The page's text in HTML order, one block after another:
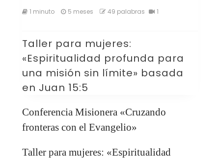
1 minuto 5 meses 49 palabras 1
Taller para mujeres:
«Espiritualidad profunda para
una misión sin límite» basada
en Juan 15:5
Conferencia Misionera «Cruzando
fronteras con el Evangelio»
Taller para mujeres: «Espiritualidad